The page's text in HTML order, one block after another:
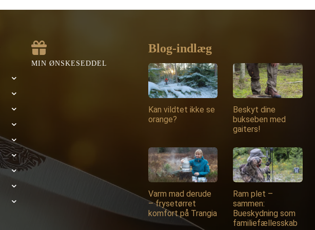
MIN ØNSKESEDDEL
Blog-indlæg
Kan vildtet ikke se
orange?
Beskyt dine
bukseben med
gaiters!
Varm mad derude
– frysetørret
komfort på Trangia
Ram plet –
sammen:
Bueskydning som
familiefællesskab